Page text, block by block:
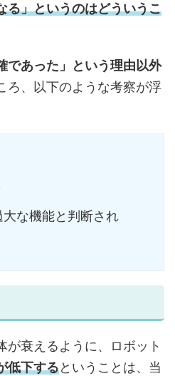
る」というのはどういうこ
であった」という理由以外
ろ、以下のような考察が浮
大な機能と判断され
が衰えるように、ロボット
低下するということは、当